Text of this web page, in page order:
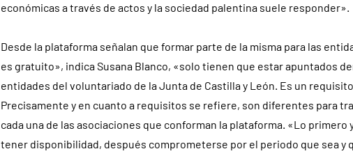
económicas a través de actos y la sociedad palentina suele responder».
Desde la plataforma señalan que formar parte de la misma para las
es gratuito», indica Susana Blanco, «solo tienen que estar apuntados
entidades del voluntariado de la Junta de Castilla y León. Es un
Precisamente y en cuanto a requisitos se refiere, son diferentes para
cada una de las asociaciones que conforman la plataforma. «Lo primero
tener disponibilidad, después comprometerse por el periodo que sea y